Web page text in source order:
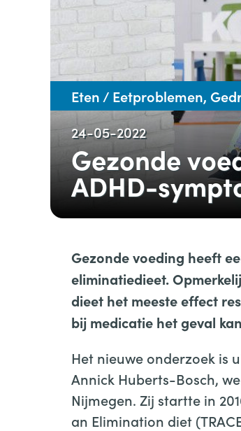
Eten / Eetproblemen,
24-05-2022
Gezonde
ADHD-
Gezonde voeding heeft
eliminatiedieet.
dieet het meeste effect
bij medicatie het geval
Het nieuwe onderzoek is
Annick Huberts-Bosch,
Nijmegen. Zij startte in
an Elimination diet